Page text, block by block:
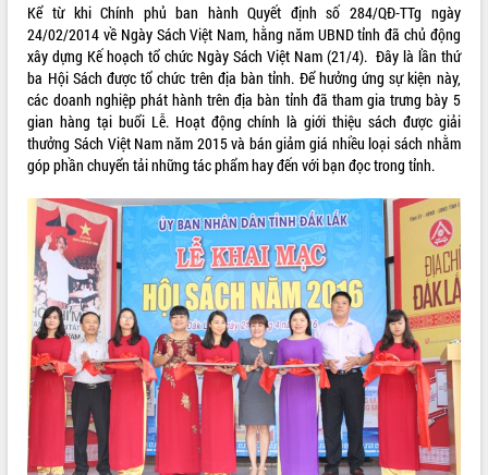
THÔNG TIN CHỈ ĐẠO ĐIỀU HÀNH
HỆ THỐNG VĂN BẢN
VĂN BẢN HĐND TỈNH
ĐIỂM TIN VĂN BẢN
QUY HOẠCH - KẾ HOẠCH
Kể từ khi Chính phủ ban hành Quyết định số 284/QĐ-TTg ngày
24/02/2014 về Ngày Sách Việt Nam, hằng năm UBND tỉnh đã chủ động
xây dựng Kế hoạch tổ chức Ngày Sách Việt Nam (21/4). Đây là lần thứ
ba Hội Sách được tổ chức trên địa bàn tỉnh. Để hưởng ứng sự kiện này,
các doanh nghiệp phát hành trên địa bàn tỉnh đã tham gia trưng bày 5
gian hàng tại buổi Lễ. Hoạt động chính là giới thiệu sách được giải
thưởng Sách Việt Nam năm 2015 và bán giảm giá nhiều loại sách nhằm
góp phần chuyển tải những tác phẩm hay đến với bạn đọc trong tỉnh.